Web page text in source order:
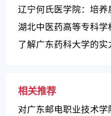
辽宁何氏医学院：培
何？
湖北中医药高等专科学
医疗、保健集一体的医
了解广东药科大学的实
相关推荐
对广东邮电职业技术学